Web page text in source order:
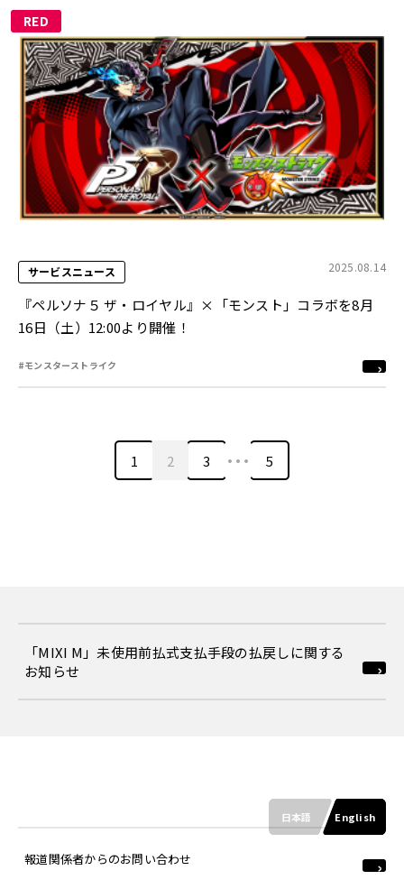
RED
サービスニュース 2025.08.14
『ペルソナ５ ザ・ロイヤル』×「モンスト」コラボを8月
16日（土）12:00より開催！
#モンスターストライク
1 2 3 … 5
「MIXI M」未使用前払式支払手段の払戻しに関する
お知らせ
報道関係者からのお問い合わせ
日本語 English